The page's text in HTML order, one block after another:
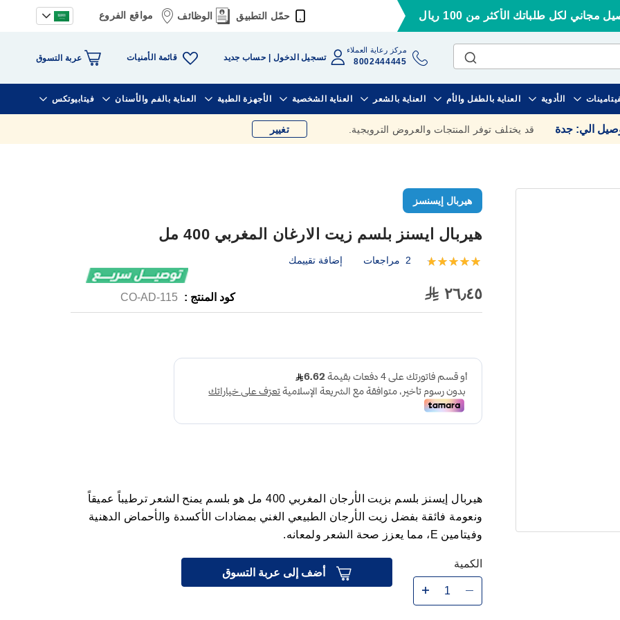
مجاني لكل طلباتك الأكثر من 100 ريال حمّل التطبيق الوظائف مواقع الفروع
مركز رعاية العملاء
8002444445 تسجيل الدخول حساب جديد قائمة الأمنيات عربة التسوق
الأدوية العناية بالطفل والأم العناية بالشعر العناية الشخصية الأجهزة الطبية العناية بالفم والأسنان فيتابيوتكس
الي: جدة قد يختلف توفر المنتجات والعروض الترويجية. تغيير
هيربال إيسنسز
هيربال ايسنز بلسم زيت الارغان المغربي 400 مل
تقييم:
2 مراجعات إضافة تقييمك
٢٦٫٤٥ كود المنتج : CO-AD-115
هيربال إيسنز بلسم بزيت الأرجان المغربي 400 مل هو بلسم يمنح الشعر ترطيباً عميقاً
ونعومة فائقة بفضل زيت الأرجان الطبيعي الغني بمضادات الأكسدة والأحماض الدهنية
وفيتامين E، مما يعزز صحة الشعر ولمعانه.
الكمية
أضف إلى عربة التسوق